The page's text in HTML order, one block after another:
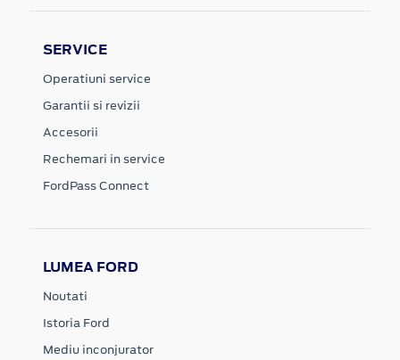
SERVICE
Operatiuni service
Garantii si revizii
Accesorii
Rechemari in service
FordPass Connect
LUMEA FORD
Noutati
Istoria Ford
Mediu inconjurator